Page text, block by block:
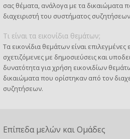
σας θέματα, ανάλογα με τα δικαιώματα
διαχειριστή του συστήματος
Τι είναι τα εικονίδια θεμάτων;
Τα εικονίδια θεμάτων είναι
σχετιζόμενες με δημοσιεύσεις και
δυνατότητα για χρήση εικονιδίων
δικαιώματα που ορίστηκαν από τον
συζητήσεων.
Επίπεδα μελών και Ομάδες